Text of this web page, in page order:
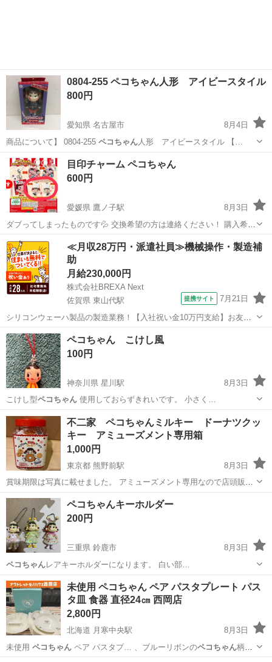
0804-255 ペコちゃん人形 アイビースタイル
800円
愛知県 名古屋市
8月4日
商品について】 0804-255 ペコちゃん 人形 アイビースタイル 【…
愛知 名古屋市
目印チャーム ペコちゃん
600円
愛媛県 鷹ノ子駅
8月3日
ダブってしまったものです💦 交換希望の方は連絡ください！ 購入希望
の方は、家まで取りに来てくださる方優先してます！ 袋は未開封、カ
プセル付きです。 よろしくお願いします！
愛媛 松山市 鷹ノ子駅 その他
≪月収28万円・派遣社員≫機械操作・製造補
助
月給230,000円
株式会社BREXA Next
佐賀県 東山代駅
提携サイト 7月21日
シリコンウェーハ製品の製造業務！【入社祝い金10万円支給】お友達
やカップルとの応募OK◎年間休日129日＆休出なしでプライベート充
実♪業務はクリーンルームで快適作業◎自社正社員登用制度あり★1食
300円～の格安食堂あり！《佐...
佐賀 伊万里市 その他
ペコちゃん こけし風
100円
神奈川県 星川駅
8月3日
こけし型ペコちゃん使用しておらずきれいです。 小さく…
神奈川 横浜市 星川駅 こけし
不二家 ペコちゃんミルキー ドーナツクッ
キー アミューズメント専用箱
1,000円
東京都 熊野前駅
8月3日
賞味期限は写真に載せました。 アミューズメント専用なので店頭販売
はされてません。
東京 荒川区 不二家
ペコちゃんキーホルダー
200円
三重県 鈴鹿市
8月3日
ペコちゃんレアキーホルダーになります。 白い部…
三重 鈴鹿市 その他
未使用 ペコちゃん ペア パスタプレート パス
タ皿 食器 直径24㎝ 西岡店
2,800円
北海道 月寒中央駅
8月3日
未使用 ペコちゃんペア パスタプ… 、ブルーリボンのペコちゃん柄の
お皿です。 …